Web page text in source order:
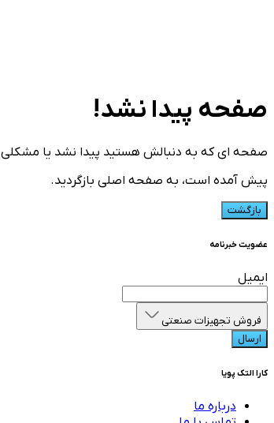
صفحه پیدا نشد!
صفحه ای که به دنبالش هستید پیدا نشد یا مشکلی
پیش آمده است، به صفحه اصلی بازگردید.
بازگشت
عضویت خبرنامه
ایمیل
فروش تجهیزات صنعتی
ارسال
کارا التک پویا
درباره ما